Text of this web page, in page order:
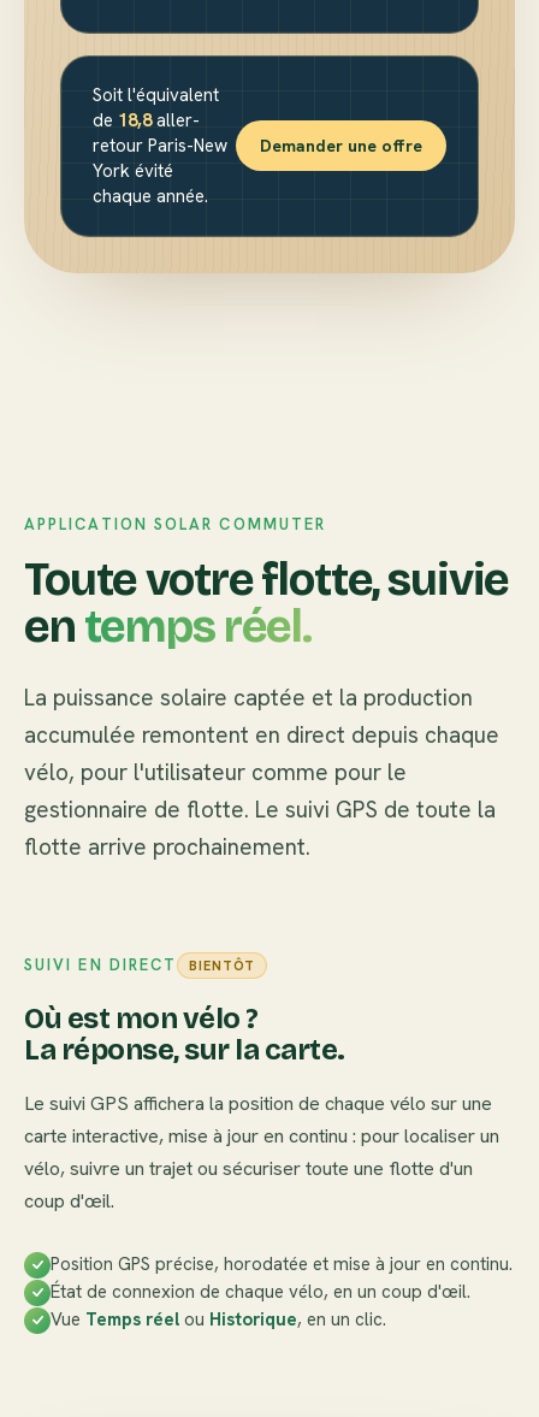
Soit l'équivalent
de 18,8aller-
retour Paris-New
York évité
chaque année.
Demander une offre
APPLICATION SOLAR COMMUTER
Toute votre flotte, suivie
en temps réel.
La puissance solaire captée et la production
accumulée remontent en direct depuis chaque
vélo, pour l'utilisateur comme pour le
gestionnaire de flotte. Le suivi GPS de toute la
flotte arrive prochainement.
SUIVI EN DIRECT BIENTÔT
Où est mon vélo ?
La réponse, sur la carte.
Le suivi GPS affichera la position de chaque vélo sur une
carte interactive, mise à jour en continu : pour localiser un
vélo, suivre un trajet ou sécuriser toute une flotte d'un
coup d'œil.
Position GPS précise, horodatée et mise à jour en continu.
État de connexion de chaque vélo, en un coup d'œil.
Vue Temps réel ou Historique, en un clic.